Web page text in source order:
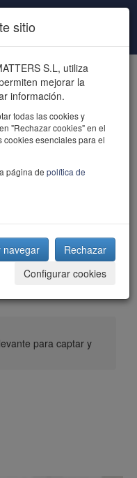
para captar y
sitio
S.L, utiliza
mejorar la
información.
todas las cookies y
"Rechazar cookies" en el
cookies esenciales para el
página de política de
navegar
Rechazar
Configurar cookies